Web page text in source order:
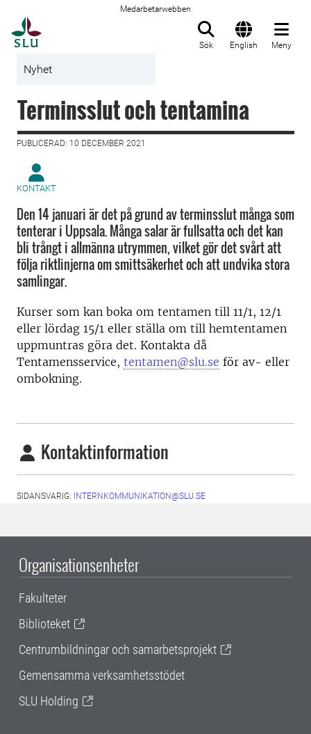
Medarbetarwebben
Sök English Meny
Nyhet
Terminsslut och tentamina
PUBLICERAD: 10 DECEMBER 2021
KONTAKT
Den 14 januari är det på grund av terminsslut många som
tenterar i Uppsala. Många salar är fullsatta och det kan
bli trångt i allmänna utrymmen, vilket gör det svårt att
följa riktlinjerna om smittsäkerhet och att undvika stora
samlingar.
Kurser som kan boka om tentamen till 11/1, 12/1
eller lördag 15/1 eller ställa om till hemtentamen
uppmuntras göra det. Kontakta då
Tentamensservice, tentamen@slu.se för av- eller
ombokning.
Kontaktinformation
SIDANSVARIG: INTERNKOMMUNIKATION@SLU.SE
Organisationsenheter
Fakulteter
Biblioteket
Centrumbildningar och samarbetsprojekt
Gemensamma verksamhetsstödet
SLU Holding